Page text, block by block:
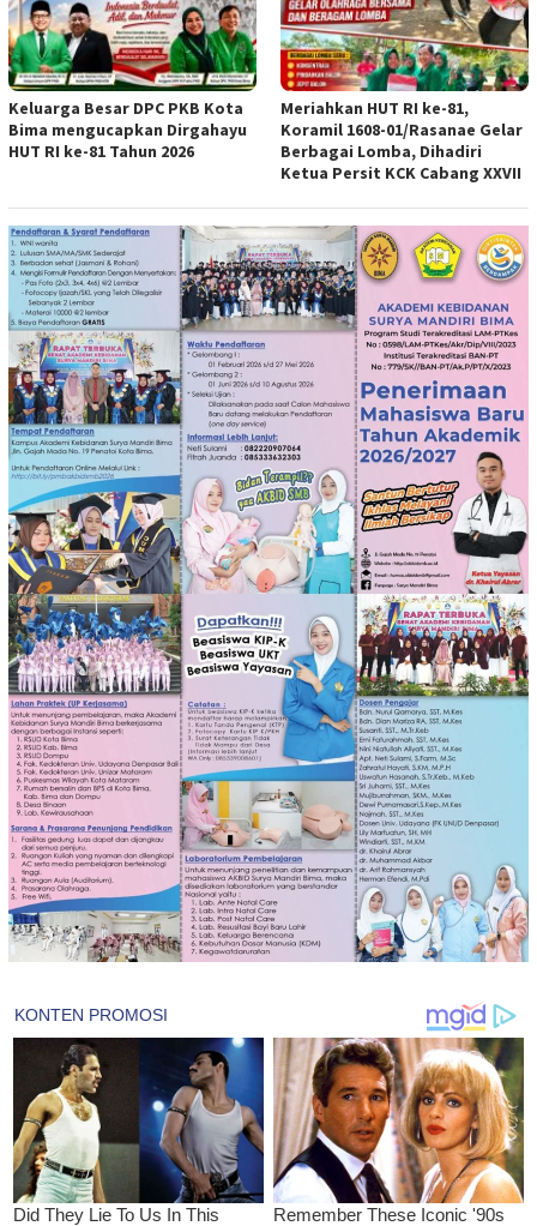
Keluarga Besar DPC PKB Kota
Bima mengucapkan Dirgahayu
HUT RI ke-81 Tahun 2026
Meriahkan HUT RI ke-81,
Koramil 1608-01/Rasanae Gelar
Berbagai Lomba, Dihadiri
Ketua Persit KCK Cabang XXVII